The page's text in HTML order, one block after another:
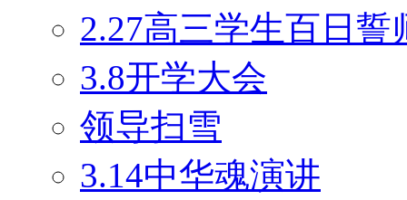
2.27高三学生百日誓
3.8开学大会
领导扫雪
3.14中华魂演讲